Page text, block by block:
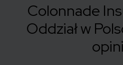
Colonnade
Oddział w